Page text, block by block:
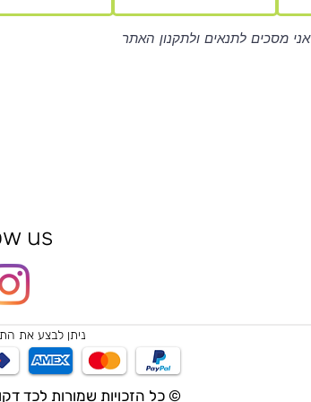
אני מסכים לתנאים ולתקנון האתר
us
ניתן לבצע את
© כל הזכויות שמורות לכד